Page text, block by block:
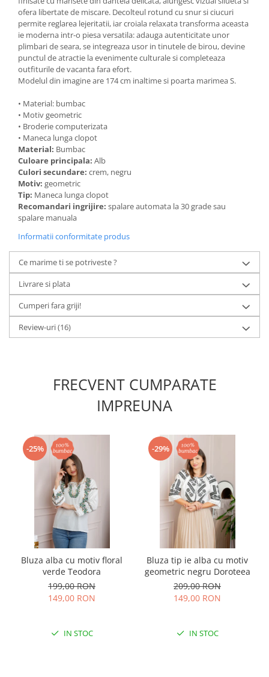
ofera libertate de miscare. Decolteul rotund cu snur si ciucuri
permite reglarea lejeritatii, iar croiala relaxata transforma aceasta
ie moderna intr-o piesa versatila: adauga autenticitate unor
plimbari de seara, se integreaza usor in tinutele de birou, devine
punctul de atractie la evenimente culturale si completeaza
outfiturile de vacanta fara efort.
Modelul din imagine are 174 cm inaltime si poarta marimea S.
• Material: bumbac
• Motiv geometric
• Broderie computerizata
• Maneca lunga clopot
Material: Bumbac
Culoare principala: Alb
Culori secundare: crem, negru
Motiv: geometric
Tip: Maneca lunga clopot
Recomandari ingrijire: spalare automata la 30 grade sau
spalare manuala
Informatii conformitate produs
Ce marime ti se potriveste ?
Livrare si plata
Cumperi fara griji!
Review-uri(16)
FRECVENT CUMPARATE
IMPREUNA
-25%
Bluza alba cu motiv floral
verde Teodora
199,00 RON
149,00 RON
IN STOC
-29%
Bluza tip ie alba cu motiv
geometric negru Doroteea
209,00 RON
149,00 RON
IN STOC